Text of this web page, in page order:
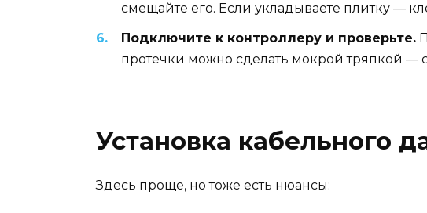
смещайте его. Если укладываете плитку —
Подключите к контроллеру и проверьте.
протечки можно сделать мокрой тряпкой —
Установка кабельного
Здесь проще, но тоже есть нюансы: